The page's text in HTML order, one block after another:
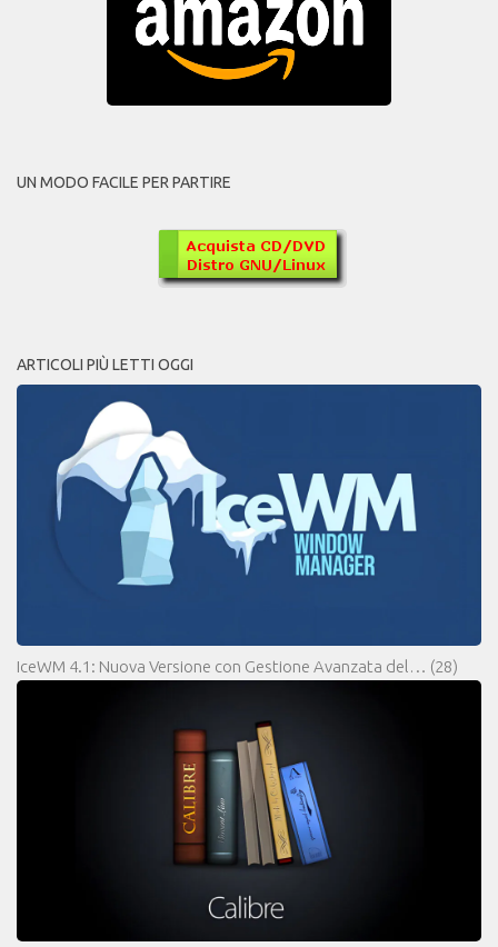
UN MODO FACILE PER PARTIRE
ARTICOLI PIÙ LETTI OGGI
IceWM 4.1: Nuova Versione con Gestione Avanzata del… (28)